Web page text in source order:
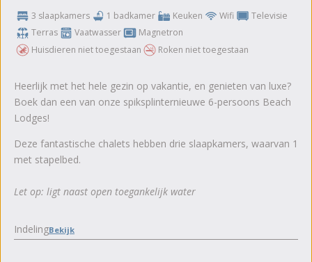
3 slaapkamers 1 badkamer Keuken Wifi
Televisie
Terras
Vaatwasser
Magnetron
Huisdieren niet toegestaan
Roken niet toegestaan
Heerlijk met het hele gezin op vakantie, en genieten van luxe?
Boek dan een van onze spiksplinternieuwe 6-persoons Beach
Lodges!
Deze fantastische chalets hebben drie slaapkamers, waarvan 1
met stapelbed.
Let op: ligt naast open toegankelijk water
IndelingBekijk